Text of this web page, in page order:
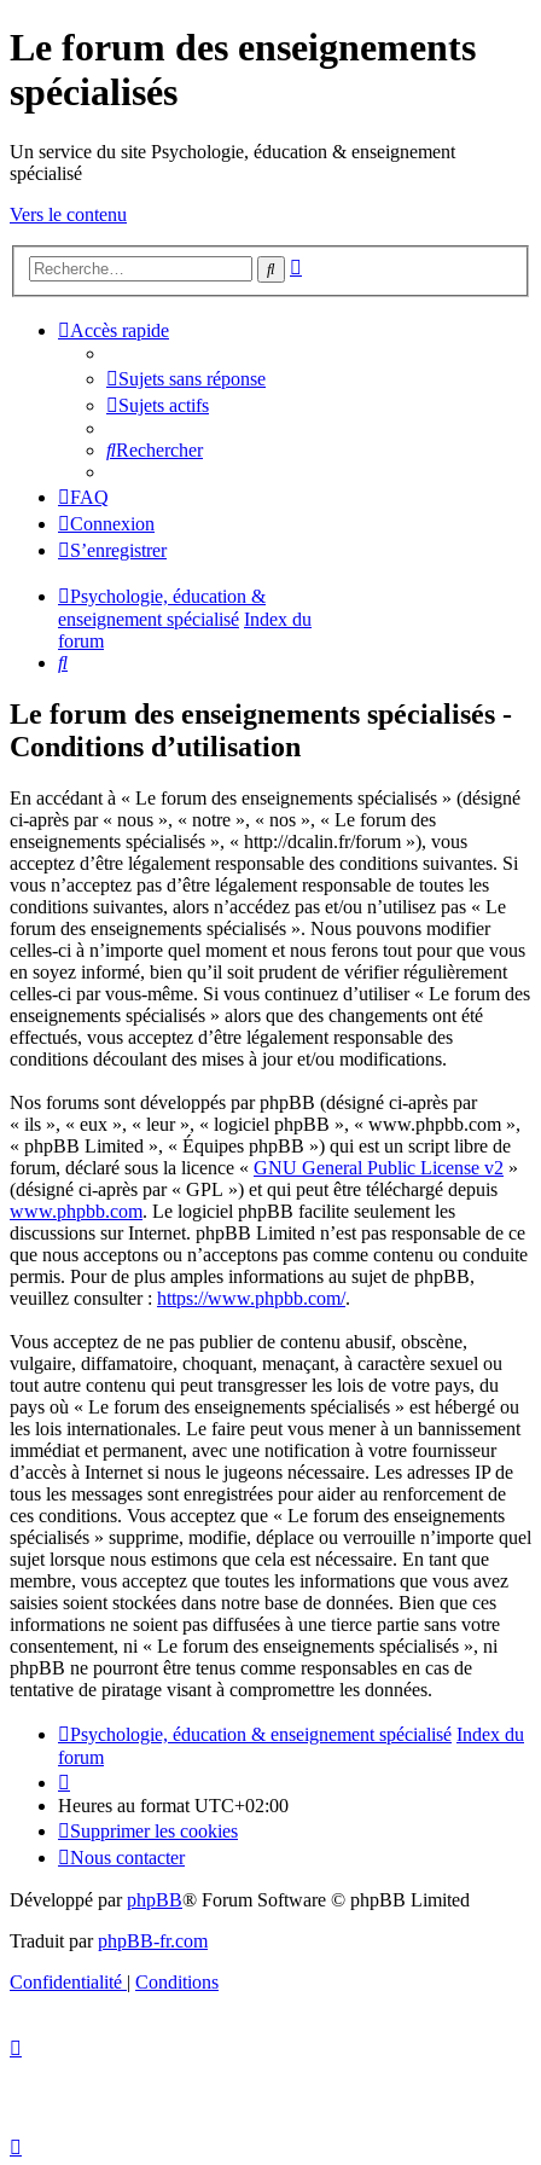
Le forum des enseignements
spécialisés
Un service du site Psychologie, éducation & enseignement
spécialisé
Vers le contenu
Rechercher
Accès rapide
Sujets sans réponse
Sujets actifs
Rechercher
FAQ
Connexion
S’enregistrer
Psychologie, éducation &
enseignement spécialisé Index du
forum
Rechercher
Le forum des enseignements spécialisés -
Conditions d’utilisation
En accédant à « Le forum des enseignements spécialisés » (désigné
ci-après par « nous », « notre », « nos », « Le forum des
enseignements spécialisés », « http://dcalin.fr/forum »), vous
acceptez d’être légalement responsable des conditions suivantes. Si
vous n’acceptez pas d’être légalement responsable de toutes les
conditions suivantes, alors n’accédez pas et/ou n’utilisez pas « Le
forum des enseignements spécialisés ». Nous pouvons modifier
celles-ci à n’importe quel moment et nous ferons tout pour que vous
en soyez informé, bien qu’il soit prudent de vérifier régulièrement
celles-ci par vous-même. Si vous continuez d’utiliser « Le forum des
enseignements spécialisés » alors que des changements ont été
effectués, vous acceptez d’être légalement responsable des
conditions découlant des mises à jour et/ou modifications.
Nos forums sont développés par phpBB (désigné ci-après par
« ils », « eux », « leur », « logiciel phpBB », « www.phpbb.com »,
« phpBB Limited », « Équipes phpBB ») qui est un script libre de
forum, déclaré sous la licence « GNU General Public License v2 »
(désigné ci-après par « GPL ») et qui peut être téléchargé depuis
www.phpbb.com. Le logiciel phpBB facilite seulement les
discussions sur Internet. phpBB Limited n’est pas responsable de ce
que nous acceptons ou n’acceptons pas comme contenu ou conduite
permis. Pour de plus amples informations au sujet de phpBB,
veuillez consulter : https://www.phpbb.com/.
Vous acceptez de ne pas publier de contenu abusif, obscène,
vulgaire, diffamatoire, choquant, menaçant, à caractère sexuel ou
tout autre contenu qui peut transgresser les lois de votre pays, du
pays où « Le forum des enseignements spécialisés » est hébergé ou
les lois internationales. Le faire peut vous mener à un bannissement
immédiat et permanent, avec une notification à votre fournisseur
d’accès à Internet si nous le jugeons nécessaire. Les adresses IP de
tous les messages sont enregistrées pour aider au renforcement de
ces conditions. Vous acceptez que « Le forum des enseignements
spécialisés » supprime, modifie, déplace ou verrouille n’importe quel
sujet lorsque nous estimons que cela est nécessaire. En tant que
membre, vous acceptez que toutes les informations que vous avez
saisies soient stockées dans notre base de données. Bien que ces
informations ne soient pas diffusées à une tierce partie sans votre
consentement, ni « Le forum des enseignements spécialisés », ni
phpBB ne pourront être tenus comme responsables en cas de
tentative de piratage visant à compromettre les données.
Psychologie, éducation & enseignement spécialisé Index du
forum
Heures au format UTC+02:00
Supprimer les cookies
Nous contacter
Développé parphpBB® Forum Software © phpBB Limited
Traduit parphpBB-fr.com
Confidentialité | Conditions